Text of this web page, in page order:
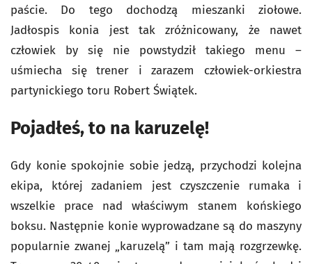
paście. Do tego dochodzą mieszanki ziołowe.
Jadłospis konia jest tak zróżnicowany, że nawet
człowiek by się nie powstydził takiego menu –
uśmiecha się trener i zarazem człowiek-orkiestra
partynickiego toru Robert Świątek.
Pojadłeś, to na karuzelę!
Gdy konie spokojnie sobie jedzą, przychodzi kolejna
ekipa, której zadaniem jest czyszczenie rumaka i
wszelkie prace nad właściwym stanem końskiego
boksu. Następnie konie wyprowadzane są do maszyny
popularnie zwanej „karuzelą” i tam mają rozgrzewkę.